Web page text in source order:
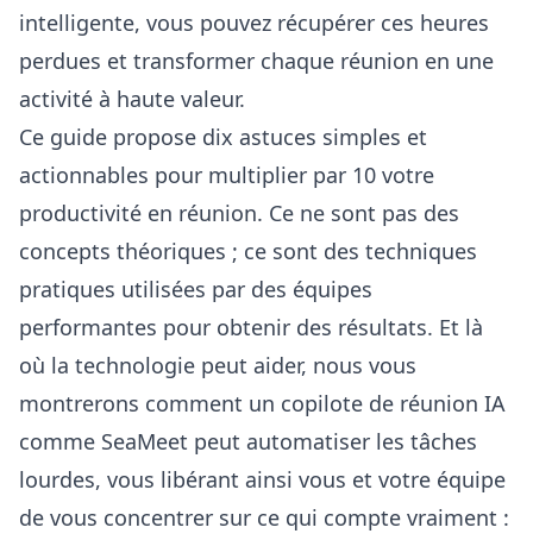
intelligente, vous pouvez récupérer ces heures
perdues et transformer chaque réunion en une
activité à haute valeur.
Ce guide propose dix astuces simples et
actionnables pour multiplier par 10 votre
productivité en réunion. Ce ne sont pas des
concepts théoriques ; ce sont des techniques
pratiques utilisées par des équipes
performantes pour obtenir des résultats. Et là
où la technologie peut aider, nous vous
montrerons comment un copilote de réunion IA
comme SeaMeet peut automatiser les tâches
lourdes, vous libérant ainsi vous et votre équipe
de vous concentrer sur ce qui compte vraiment :